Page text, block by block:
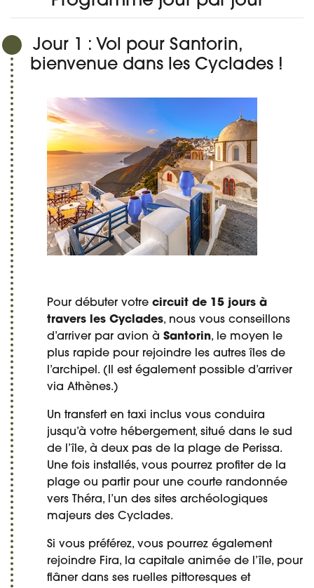
Jour 1 : Vol pour Santorin,
bienvenue dans les Cyclades !
Pour débuter votre circuit de 15 jours à
travers les Cyclades, nous vous conseillons
d’arriver par avion à Santorin, le moyen le
plus rapide pour rejoindre les autres îles de
l’archipel. (Il est également possible d’arriver
via Athènes.)
Un transfert en taxi inclus vous conduira
jusqu’à votre hébergement, situé dans le sud
de l’île, à deux pas de la plage de Perissa.
Une fois installés, vous pourrez profiter de la
plage ou partir pour une courte randonnée
vers Théra, l’un des sites archéologiques
majeurs des Cyclades.
Si vous préférez, vous pourrez également
rejoindre Fira, la capitale animée de l’île, pour
flâner dans ses ruelles pittoresques et